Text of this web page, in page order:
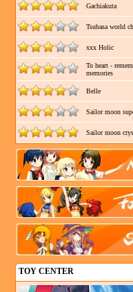
Gachiakuta
Tsubasa world
xxx Holic
To heart -
memories
Belle
Sailor moon
Sailor moon
TOY CENTER